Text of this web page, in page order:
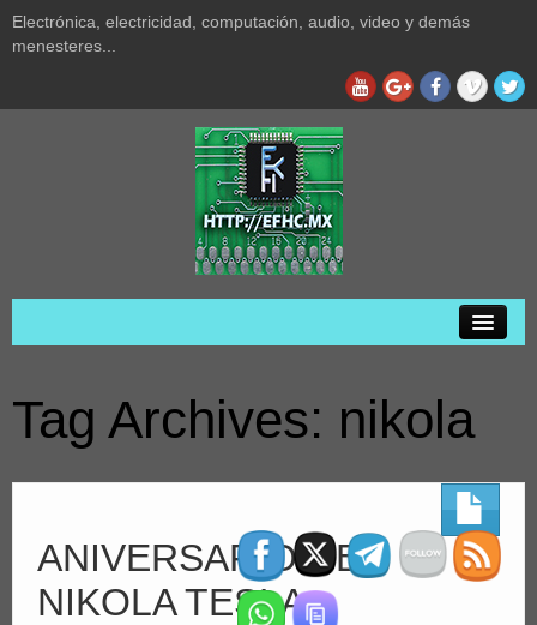
Electrónica, electricidad, computación, audio, video y demás
menesteres...
Privacidad
Clientes
Computación
Tag Archives: nikola
ANIVERSARIO DE
NIKOLA TESLA